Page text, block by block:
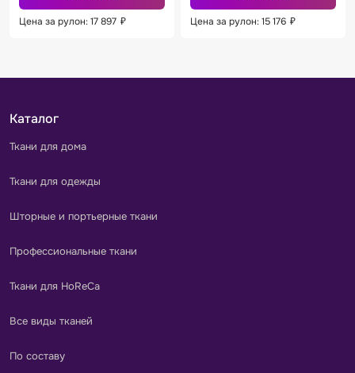
Цена за рулон: 17 897 ₽ Цена за рулон: 15 176 ₽
Каталог
Ткани для дома
Ткани для одежды
Шторные и портьерные ткани
Профессиональные ткани
Ткани для HoReCa
Все виды тканей
По составу